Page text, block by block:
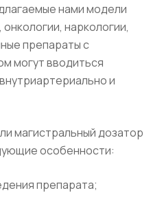
нами модели
наркологии,
препараты с
могут вводиться
и
магистральный дозатор
особенности:
препарата;